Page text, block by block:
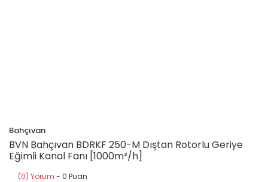
Bahçıvan
BVN Bahçıvan BDRKF 250-M Dıştan Rotorlu Geriye
Eğimli Kanal Fanı [1000m³/h]
(0) Yorum - 0 Puan